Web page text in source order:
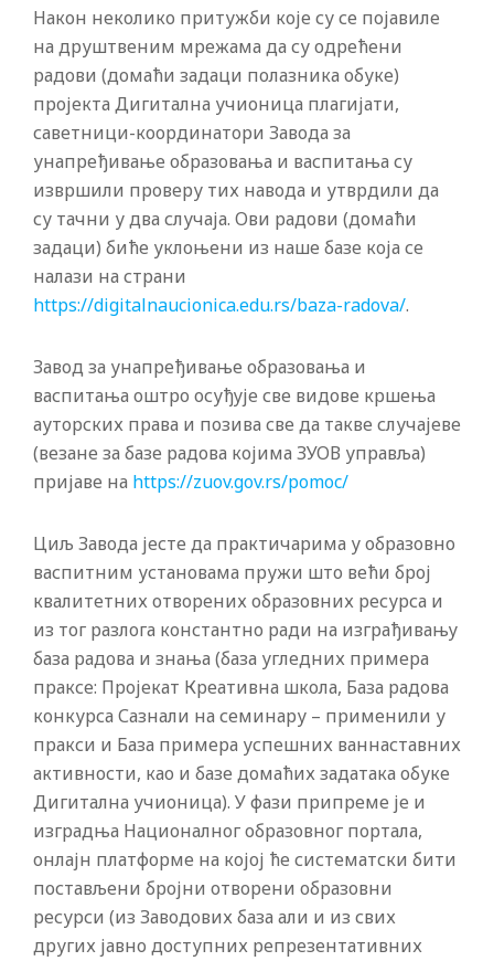
Након неколико притужби које су се појавиле
на друштвеним мрежама да су одрећени
радови (домаћи задаци полазника обуке)
пројекта Дигитална учионица плагијати,
саветници-координатори Завода за
унапређивање образовања и васпитања су
извршили проверу тих навода и утврдили да
су тачни у два случаја. Ови радови (домаћи
задаци) биће уклоњени из наше базе која се
налази на страни
https://digitalnaucionica.edu.rs/baza-radova/.
Завод за унапређивање образовања и
васпитања оштро осуђује све видове кршења
ауторских права и позива све да такве случајеве
(везане за базе радова којима ЗУОВ управља)
пријаве на https://zuov.gov.rs/pomoc/
Циљ Завода јесте да практичарима у образовно
васпитним установама пружи што већи број
квалитетних отворених образовних ресурса и
из тог разлога константно ради на изграђивању
база радова и знања (база угледних примера
праксе: Пројекат Креативна школа, База радова
конкурса Сазнали на семинару – применили у
пракси и База примера успешних ваннаставних
активности, као и базе домаћих задатака обуке
Дигитална учионица). У фази припреме је и
изградња Националног образовног портала,
онлајн платформе на којој ће систематски бити
постављени бројни отворени образовни
ресурси (из Заводових база али и из свих
других јавно доступних репрезентативних